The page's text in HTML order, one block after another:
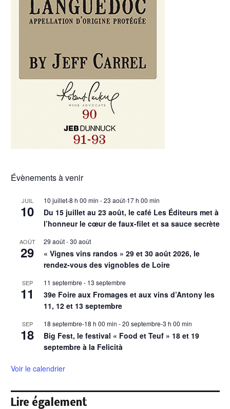
Évènements à venir
JUIL
10
10 juillet-8 h 00 min -23 août-17 h 00 min
Du 15 juillet au 23 août, le café Les Éditeurs met à
l’honneur le cœur de faux-filet et sa sauce secrète
AOÛT
29
29 août-30 août
« Vignes vins randos » 29 et 30 août 2026, le
rendez-vous des vignobles de Loire
SEP
11
11 septembre - 13 septembre
39e Foire aux Fromages et aux vins d’Antony les
11, 12 et 13 septembre
SEP
18
18 septembre-18 h 00 min -20 septembre-3 h 00 min
Big Fest, le festival « Food et Teuf » 18 et 19
septembre à la Felicità
Voir le calendrier
Lire également